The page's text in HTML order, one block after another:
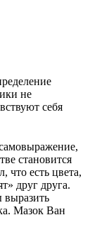
не
себя
становится
что есть цвета,
друг друга.
выразить
Мазок Ван